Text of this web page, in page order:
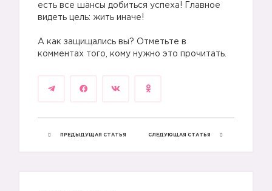
есть все шансы добиться успеха! Главное
видеть цель: жить иначе!
А как защищались вы? Отметьте в
комментах того, кому нужно это прочитать.
ПРЕДЫДУЩАЯ СТАТЬЯ СЛЕДУЮЩАЯ СТАТЬЯ